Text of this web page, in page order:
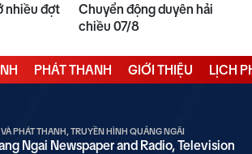
nhiều đợt
Chuyển động duyên hải
chiều 07/8
PHÁT THANH GIỚI THIỆU LỊCH
VÀ PHÁT THANH, TRUYỀN HÌNH QUẢNG NGÃI
Ngai Newspaper and Radio, Television